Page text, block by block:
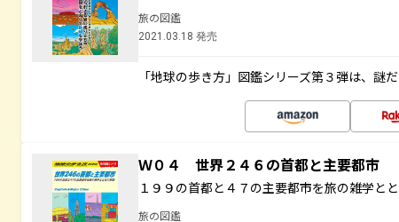
旅の図鑑
2021.03.18 発売
「地球の歩き方」図鑑シリーズ第３弾は、謎
Ｗ０４ 世界２４６の首都と主要都市
１９９の首都と４７の主要都市を旅の雑学と
旅の図鑑